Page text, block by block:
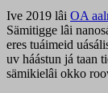
Ive 2019 lâi OA
Sämitigge lâi
eres tuáimeid
uv háástun já taan
sämikielâi okko